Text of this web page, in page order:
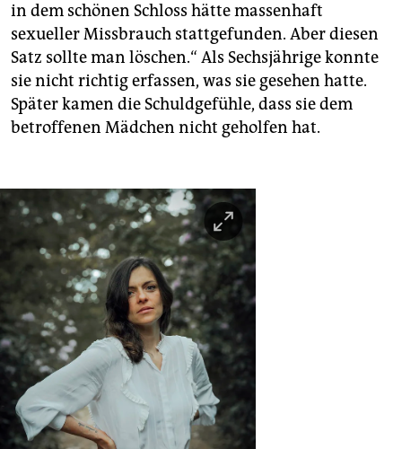
in dem schönen Schloss hätte massenhaft
sexueller Missbrauch stattgefunden. Aber diesen
Satz sollte man löschen.“ Als Sechsjährige konnte
sie nicht richtig erfassen, was sie gesehen hatte.
Später kamen die Schuldgefühle, dass sie dem
betroffenen Mädchen nicht geholfen hat.